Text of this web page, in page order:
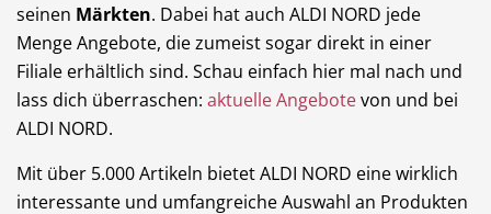
Stellenangebote Öffentliche Einrichtungen
seinen Märkten. Dabei hat auch ALDI NORD jede
Menge Angebote, die zumeist sogar direkt in einer
Filiale erhältlich sind. Schau einfach hier mal nach und
lass dich überraschen: aktuelle Angebotevon und bei
ALDI NORD.
Mit über 5.000 Artikeln bietet ALDI NORD eine wirklich
interessante und umfangreiche Auswahl an Produkten